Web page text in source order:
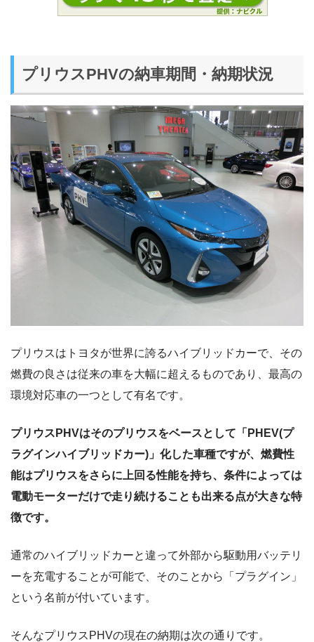
プリウスPHVの納車期間・納期状況
プリウスはトヨタが世界に誇るハイブリッドカーで、その
燃費の良さは従来の車を大幅に超えるものであり、最高の
環境対応車の一つとして有名です。
プリウスPHVはそのプリウスをベースとして「PHEV(プ
ラグインハイブリッドカー)」化した車種ですが、燃費性
能はプリウスをさらに上回る性能を持ち、条件によっては
電動モーターだけで走り続けることも出来る点が大きな特
徴です。
通常のハイブリッドカーと違って外部から駆動用バッテリ
ーを充電することが可能で、そのことから「プラグイン」
という名前が付いています。
そんなプリウスPHVの現在の納期は次の通りです。